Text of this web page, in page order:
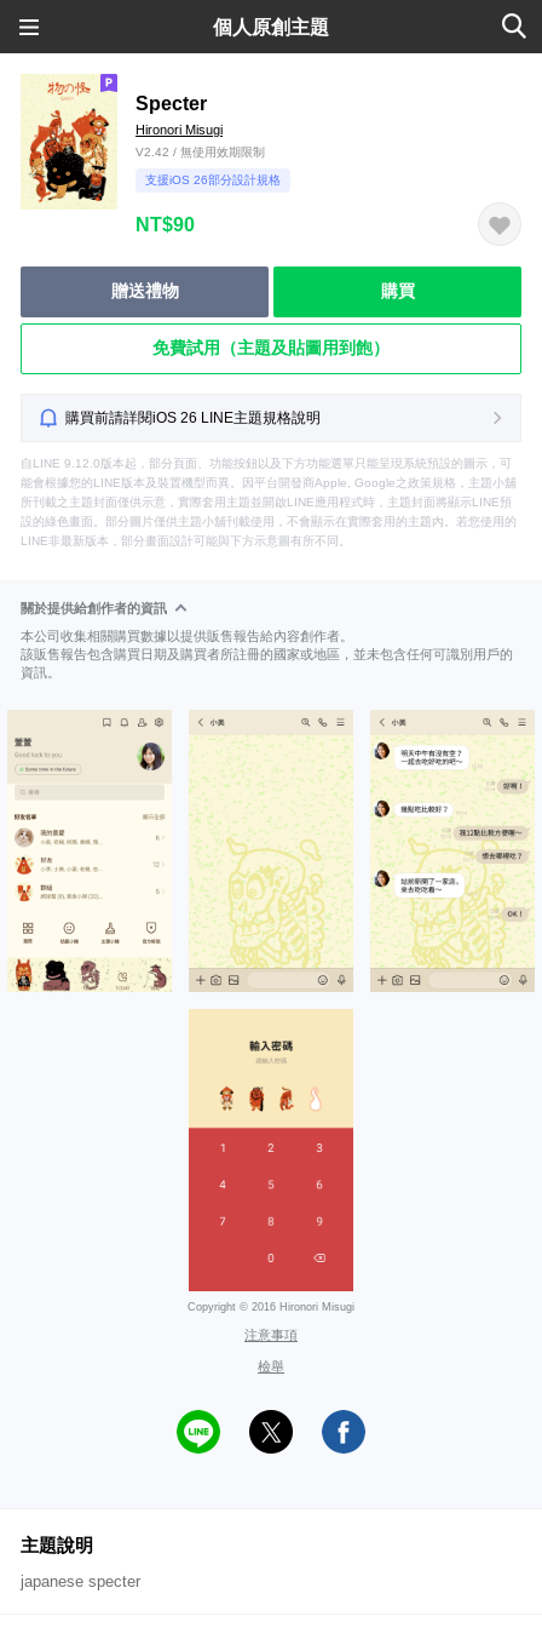
個人原創主題
Specter
Hironori Misugi
V2.42 / 無使用效期限制
支援iOS 26部分設計規格
NT$90
贈送禮物 購買
免費試用（主題及貼圖用到飽）
購買前請詳閱iOS 26 LINE主題規格說明
自LINE 9.12.0版本起，部分頁面、功能按鈕以及下方功能選單只能呈現系統預設的圖示，可
能會根據您的LINE版本及裝置機型而異。因平台開發商Apple, Google之政策規格，主題小舖
所刊載之主題封面僅供示意，實際套用主題並開啟LINE應用程式時，主題封面將顯示LINE預
設的綠色畫面。部分圖片僅供主題小舖刊載使用，不會顯示在實際套用的主題內。若您使用的
LINE非最新版本，部分畫面設計可能與下方示意圖有所不同。
關於提供給創作者的資訊
本公司收集相關購買數據以提供販售報告給內容創作者。
該販售報告包含購買日期及購買者所註冊的國家或地區，並未包含任何可識別用戶的
資訊。
Copyright © 2016 Hironori Misugi
注意事項
檢舉
主題說明
japanese specter